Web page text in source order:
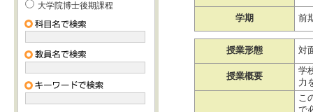
大学院博士後期課程
学期 前
授業形態 対
授業概要
学
力
こ
で